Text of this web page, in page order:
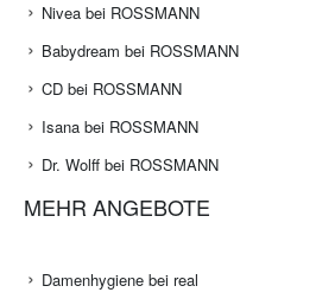
Nivea bei ROSSMANN
Babydream bei ROSSMANN
CD bei ROSSMANN
Isana bei ROSSMANN
Dr. Wolff bei ROSSMANN
MEHR ANGEBOTE
Damenhygiene bei real